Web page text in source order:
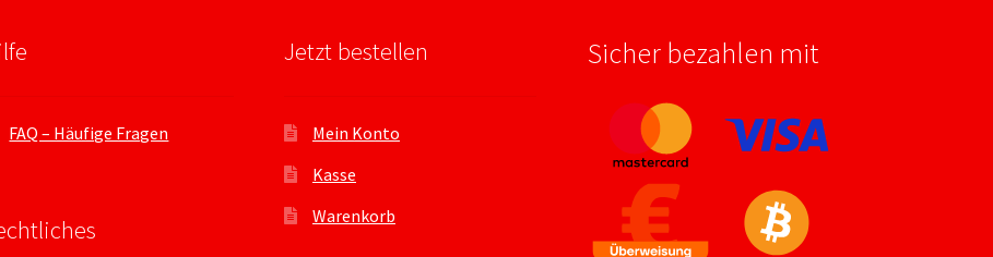
FAQ – Häufige Fragen
Jetzt bestellen
Mein Konto
Kasse
Warenkorb
Sicher bezahlen mit